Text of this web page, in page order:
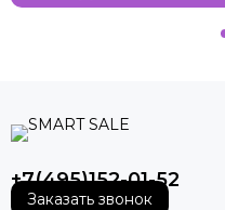
+7(495)152-01-52
Заказать звонок